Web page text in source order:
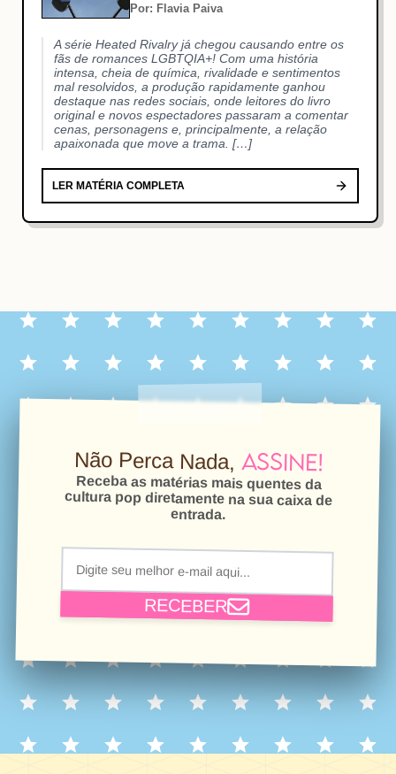
Por: Flavia Paiva
A série Heated Rivalry já chegou causando entre os
fãs de romances LGBTQIA+! Com uma história
intensa, cheia de química, rivalidade e sentimentos
mal resolvidos, a produção rapidamente ganhou
destaque nas redes sociais, onde leitores do livro
original e novos espectadores passaram a comentar
cenas, personagens e, principalmente, a relação
apaixonada que move a trama. […]
LER MATÉRIA COMPLETA
Não Perca Nada, Assine!
Receba as matérias mais quentes da
cultura pop diretamente na sua caixa de
entrada.
RECEBER